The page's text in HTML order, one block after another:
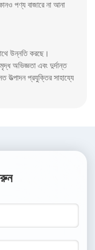
পণ্য বাজারে না আনা
উন্নতি করছে।
অভিজ্ঞতা এবং দুর্দান্ত
উত্পাদন প্রযুক্তির সাহায্যে